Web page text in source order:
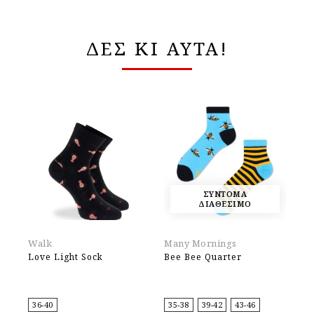
ΔΕΣ ΚΙ ΑΥΤΑ!
Walk
Love Light Sock
36-40
ΣΥΝΤΟΜΑ
ΔΙΑΘΕΣΙΜΟ
Many Mornings
Bee Bee Quarter
35-38 39-42 43-46